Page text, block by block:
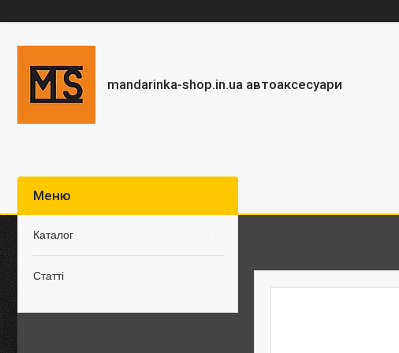
mandarinka-shop.in.ua автоаксесуари
Каталог
Статті